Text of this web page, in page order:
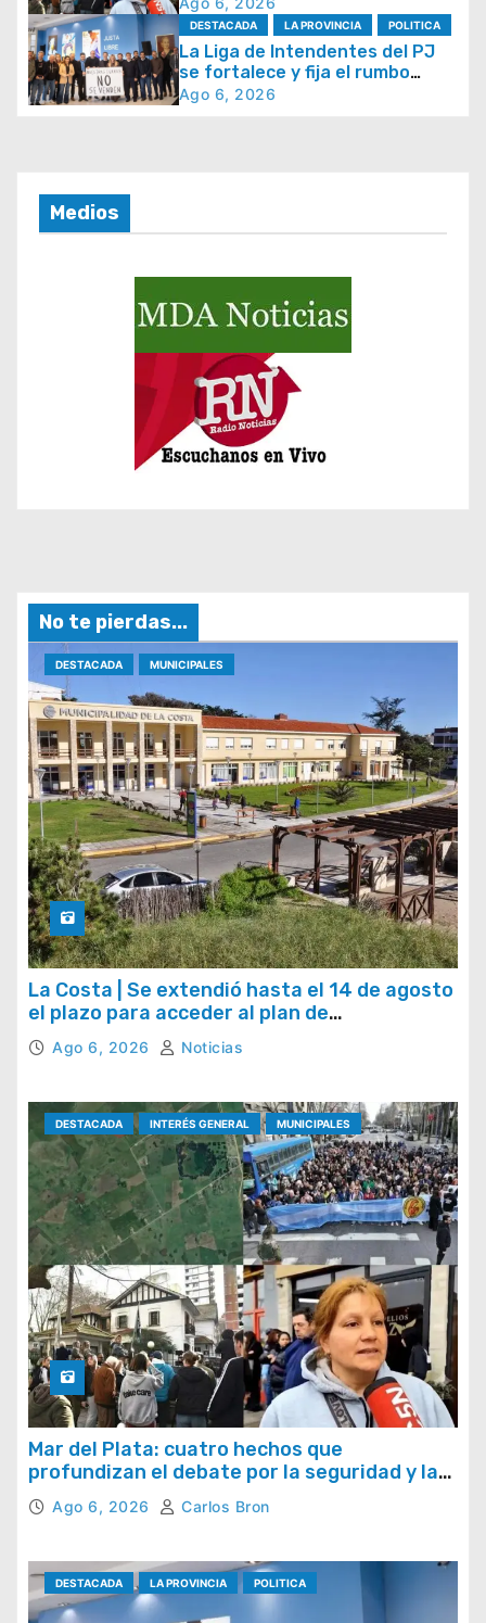
e
n
t
r
s
Estado
DESTACADA LA PROVINCIA POLITICA
La Liga de Intendentes del PJ
se fortalece y fija el rumbo
hacia 2027
Ago 6, 2026
Medios
No te pierdas...
DESTACADA MUNICIPALES
La Costa | Se extendió hasta el 14 de agosto
el plazo para acceder al plan de
regularización de tasas municipales
Ago 6, 2026 Noticias
DESTACADA INTERÉS GENERAL MUNICIPALES
Mar del Plata: cuatro hechos que
profundizan el debate por la seguridad y la
respuesta del Estado
Ago 6, 2026 Carlos Bron
DESTACADA LA PROVINCIA POLITICA